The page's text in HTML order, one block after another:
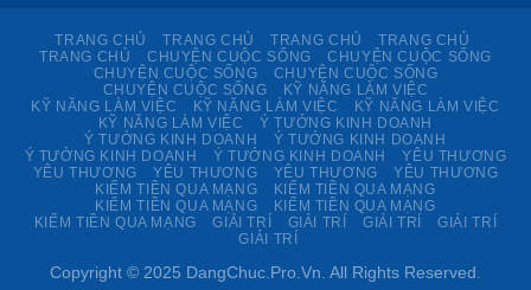
TRANG CHỦ TRANG CHỦ TRANG CHỦ
TRANG CHỦ
TRANG CHỦ
CHUYỆN CUỘC SỐNG
CHUYỆN CUỘC SỐNG
CHUYỆN CUỘC SỐNG
CHUYỆN CUỘC SỐNG
CHUYỆN CUỘC SỐNG
KỸ NĂNG LÀM VIỆC
KỸ NĂNG LÀM VIỆC
KỸ NĂNG LÀM VIỆC
KỸ NĂNG LÀM VIỆC
KỸ NĂNG LÀM VIỆC
Ý TƯỞNG KINH DOANH
Ý TƯỞNG KINH DOANH
Ý TƯỞNG KINH DOANH
Ý TƯỞNG KINH DOANH
Ý TƯỞNG KINH DOANH
YÊU THƯƠNG
YÊU THƯƠNG
YÊU THƯƠNG YÊU THƯƠNG
YÊU THƯƠNG
KIẾM TIỀN QUA MẠNG
KIẾM TIỀN QUA MẠNG
KIẾM TIỀN QUA MẠNG
KIẾM TIỀN QUA MẠNG
KIẾM TIỀN QUA MẠNG
GIẢI TRÍ GIẢI TRÍ GIẢI TRÍ
GIẢI TRÍ
GIẢI TRÍ
Copyright © 2025 DangChuc.Pro.Vn. All Rights Reserved.